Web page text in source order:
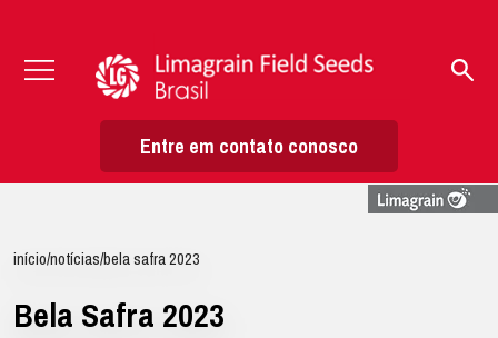
Entre em contato conosco
início/notícias/bela safra 2023
Bela Safra 2023